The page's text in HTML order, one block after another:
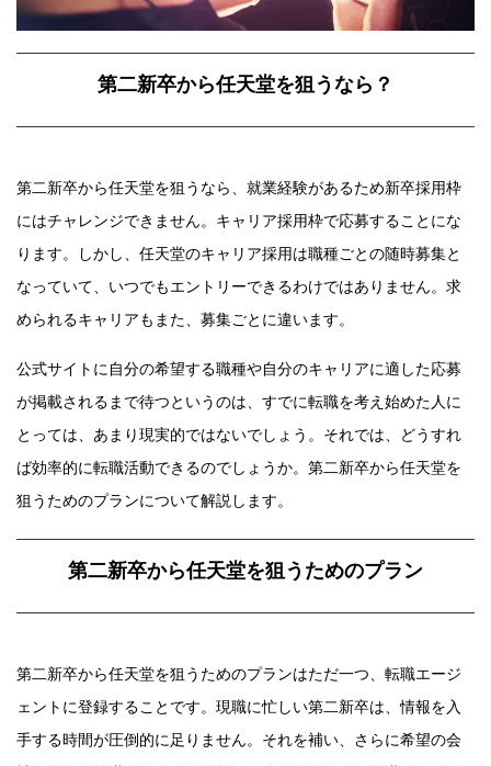
第二新卒から任天堂を狙うなら？
第二新卒から任天堂を狙うなら、就業経験があるため新卒採用枠
にはチャレンジできません。キャリア採用枠で応募することにな
ります。しかし、任天堂のキャリア採用は職種ごとの随時募集と
なっていて、いつでもエントリーできるわけではありません。求
められるキャリアもまた、募集ごとに違います。
公式サイトに自分の希望する職種や自分のキャリアに適した応募
が掲載されるまで待つというのは、すでに転職を考え始めた人に
とっては、あまり現実的ではないでしょう。それでは、どうすれ
ば効率的に転職活動できるのでしょうか。第二新卒から任天堂を
狙うためのプランについて解説します。
第二新卒から任天堂を狙うためのプラン
第二新卒から任天堂を狙うためのプランはただ一つ、転職エージ
ェントに登録することです。現職に忙しい第二新卒は、情報を入
手する時間が圧倒的に足りません。それを補い、さらに希望の会